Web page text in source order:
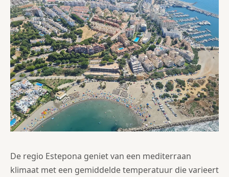
De regio Estepona geniet van een mediterraan
klimaat met een gemiddelde temperatuur die varieert